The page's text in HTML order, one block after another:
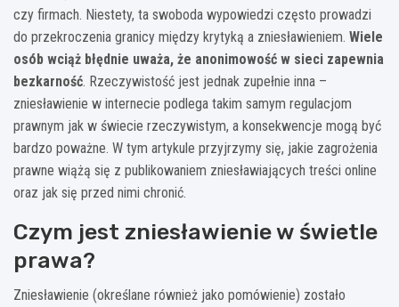
czy firmach. Niestety, ta swoboda wypowiedzi często prowadzi
do przekroczenia granicy między krytyką a zniesławieniem. Wiele
osób wciąż błędnie uważa, że anonimowość w sieci zapewnia
bezkarność. Rzeczywistość jest jednak zupełnie inna –
zniesławienie w internecie podlega takim samym regulacjom
prawnym jak w świecie rzeczywistym, a konsekwencje mogą być
bardzo poważne. W tym artykule przyjrzymy się, jakie zagrożenia
prawne wiążą się z publikowaniem zniesławiających treści online
oraz jak się przed nimi chronić.
Czym jest zniesławienie w świetle
prawa?
Zniesławienie (określane również jako pomówienie) zostało